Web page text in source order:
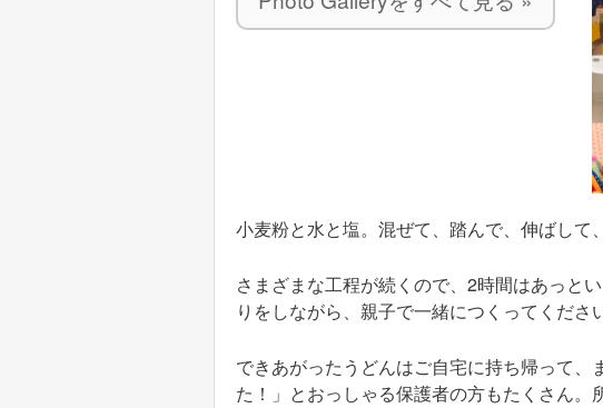
小麦粉と水と塩。混ぜて、踏んで、伸ばして
さまざまな工程が続くので、2時間はあっと
りをしながら、親子で一緒につくってくださ
できあがったうどんはご自宅に持ち帰って
た！」とおっしゃる保護者の方もたくさん。